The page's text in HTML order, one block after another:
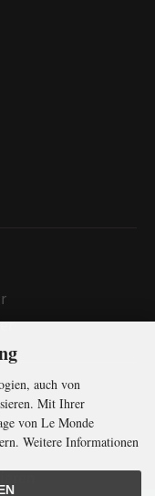
auch von
Mit Ihrer
von Le Monde
Weitere Informationen